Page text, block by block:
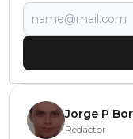
Jorge P
Redactor